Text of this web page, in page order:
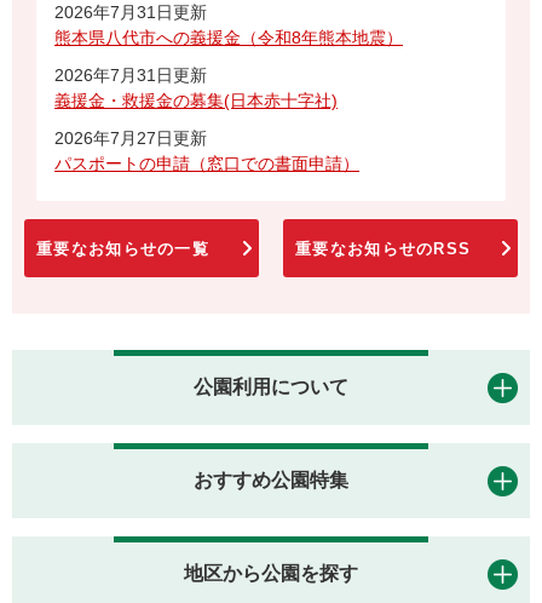
2026年7月31日更新
熊本県八代市への義援金（令和8年熊本地震）
2026年7月31日更新
義援金・救援金の募集(日本赤十字社)
2026年7月27日更新
パスポートの申請（窓口での書面申請）
重要なお知らせの一覧 重要なお知らせのRSS
公園利用について
おすすめ公園特集
地区から公園を探す